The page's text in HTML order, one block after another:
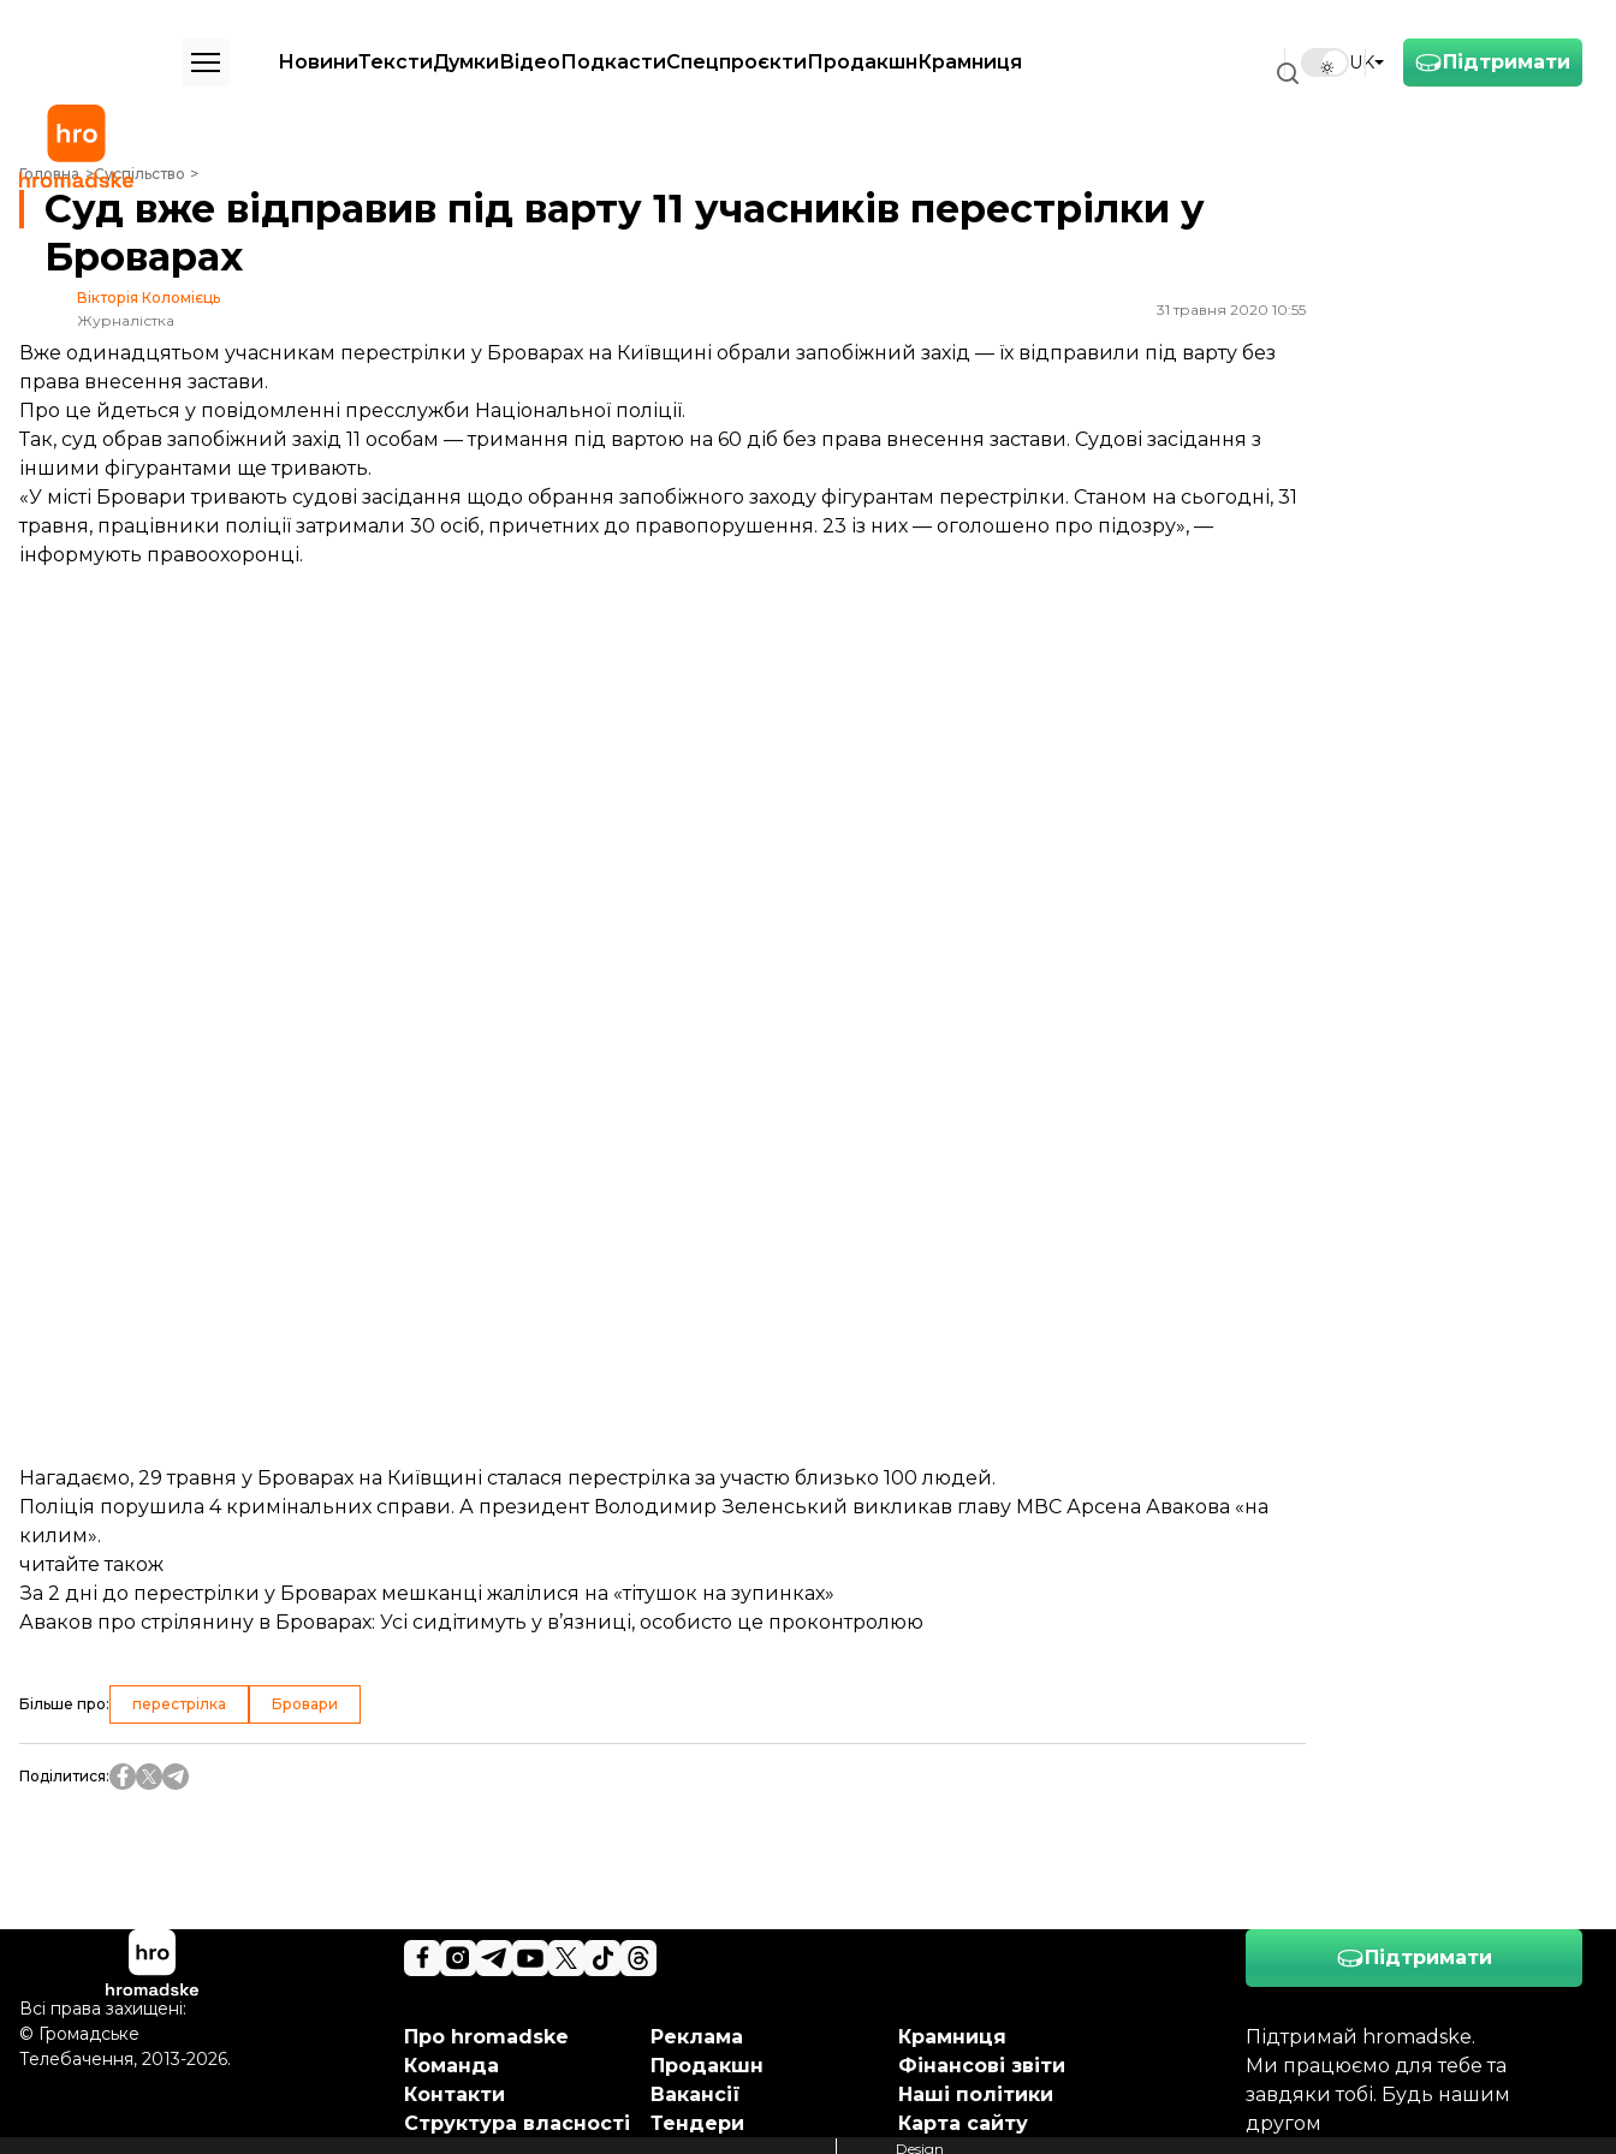
Підтримати
UK
НовиниТекстиДумкиВідеоПодкастиСпецпроєктиПродакшнКрамниця
Головна Суспільство
Суд вже відправив під варту 11 учасників перестрілки у Броварах
Суд вже відправив під варту 11 учасників перестрілки у
Броварах
Вікторія Коломієць
Журналістка
31 травня 2020 10:55
Вже одинадцятьом учасникам перестрілки у Броварах на Київщині обрали запобіжний захід — їх відправили під варту без
права внесення застави.
Про це йдеться у повідомленні пресслужби Національної поліції.
Так, суд обрав запобіжний захід 11 особам — тримання під вартою на 60 діб без права внесення застави. Судові засідання з
іншими фігурантами ще тривають.
«У місті Бровари тривають судові засідання щодо обрання запобіжного заходу фігурантам перестрілки. Станом на сьогодні, 31
травня, працівники поліції затримали 30 осіб, причетних до правопорушення. 23 із них — оголошено про підозру», —
інформують правоохоронці.
Нагадаємо, 29 травня у Броварах на Київщині сталася перестрілка за участю близько 100 людей.
Поліція порушила 4 кримінальних справи. А президент Володимир Зеленський викликав главу МВС Арсена Авакова «на
килим».
читайте також
За 2 дні до перестрілки у Броварах мешканці жалілися на «тітушок на зупинках»
Аваков про стрілянину в Броварах: Усі сидітимуть у в’язниці, особисто це проконтролюю
Більше про: перестрілка Бровари
Поділитися:
Підтримати
Підтримай hromadske.
Ми працюємо для тебе та
завдяки тобі. Будь нашим
другом
Про hromadske
Команда
Контакти
Структура власності
Реклама
Продакшн
Вакансії
Тендери
Крамниця
Фінансові звіти
Наші політики
Карта сайту
Всі права захищені:
© Громадське
Телебачення, 2013-2026.
Design